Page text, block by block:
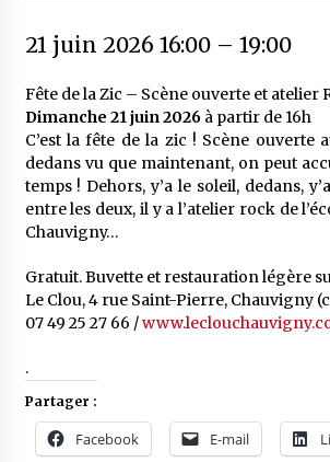
21 juin 2026 16:00– 19:00
Fête de la Zic – Scène ouverte et atelier
Dimanche 21 juin 2026à partir de 16h
C’est la fête de la zic ! Scène ouverte
dedans vu que maintenant, on peut
temps ! Dehors, y’a le soleil, dedans,
entre les deux, il y a l’atelier rock de
Chauvigny…
Gratuit. Buvette et restauration légère
Le Clou, 4 rue Saint-Pierre, Chauvigny
07 49 25 27 66 /
.
Partager :
Facebook E-mail